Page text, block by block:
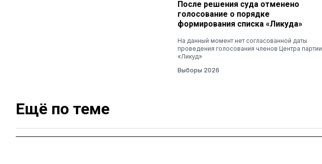
После решения суда отменено
голосование о порядке
формирования списка «Ликуда»
На данный момент нет согласованной даты
проведения голосования членов Центра партии
«Ликуд»
Выборы 2026
Ещё по теме